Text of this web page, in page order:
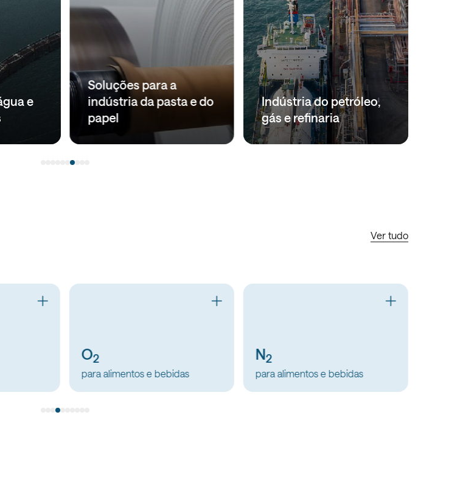
e
Soluções para a
indústria da pasta e do
papel
Indústria do petróleo,
gás e refinaria
Ver tudo
N2
para alimentos e bebidas
CO
para alimentos e bebidas